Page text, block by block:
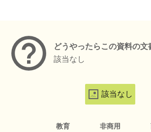
どうやったらこの資料の文
該当なし
該当なし
教育 非商用